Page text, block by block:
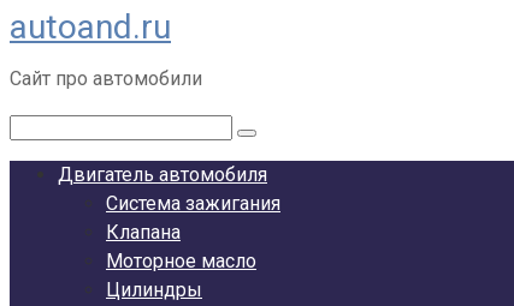
Перейти
к
контенту
autoand.ru
Сайт про автомобили
Двигатель автомобиля
Система зажигания
Клапана
Моторное масло
Цилиндры